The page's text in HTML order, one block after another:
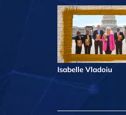
Isabelle Vladoiu